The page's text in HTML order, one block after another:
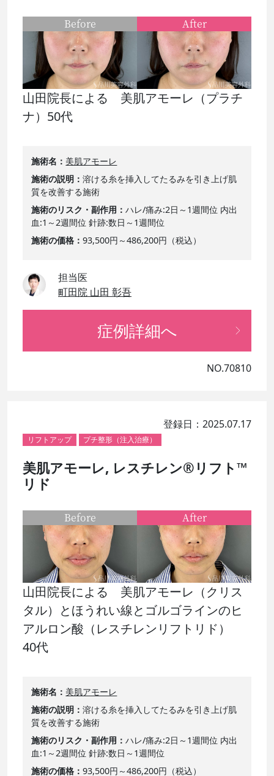
山田院長による 美肌アモーレ（プラチ
ナ）50代
施術名
美肌アモーレ
施術の説明
溶ける糸を挿入してたるみを引き上げ肌
質を改善する施術
施術のリスク・副作用
ハレ/痛み:2日～1週間位 内出
血:1～2週間位 針跡:数日～1週間位
施術の価格
93,500円～486,200円（税込）
担当医
町田院 山田 彰吾
Before After
症例詳細へ
NO.70810
登録日：2025.07.17
リフトアップ プチ整形（注入治療）
美肌アモーレ, レスチレン®リフト™
リド
山田院長による 美肌アモーレ（クリス
タル）とほうれい線とゴルゴラインのヒ
アルロン酸（レスチレンリフトリド）
40代
施術名
美肌アモーレ
施術の説明
溶ける糸を挿入してたるみを引き上げ肌
質を改善する施術
施術のリスク・副作用
ハレ/痛み:2日～1週間位 内出
血:1～2週間位 針跡:数日～1週間位
施術の価格
93,500円～486,200円（税込）
Before After